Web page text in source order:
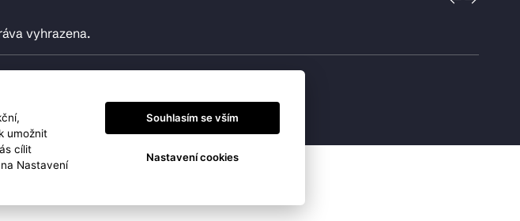
vyhrazena.
umožnit
cílit
Nastavení
Souhlasím se vším
Nastavení cookies